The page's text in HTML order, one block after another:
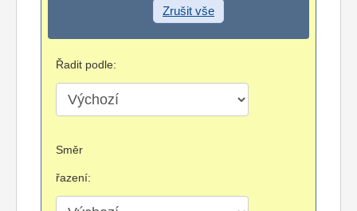
Zrušit vše
Řadit podle:
Směr
řazení: